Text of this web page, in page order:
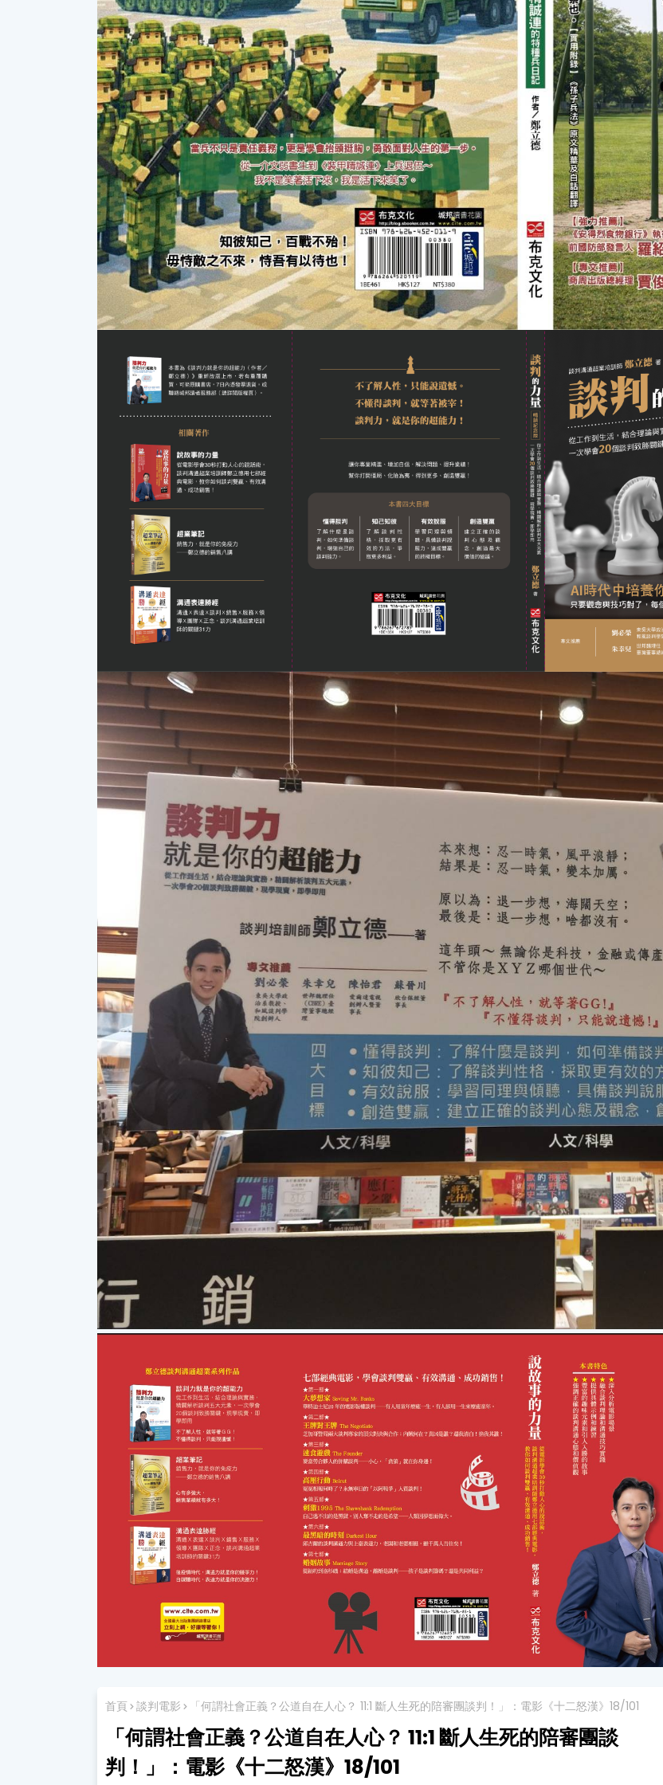
首頁 談判電影 「何謂社會正義？公道自在人心？ 11:1 斷人生死的陪審團談判！」：電影《十二怒漢》18/101
「何謂社會正義？公道自在人心？ 11:1 斷人生死的陪審團談
判！」：電影《十二怒漢》18/101